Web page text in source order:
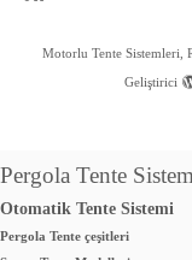
Motorlu Tente Sistemleri,
Geliştirici
Pergola Tente
Otomatik Tente Sistemi
Pergola Tente çeşitleri